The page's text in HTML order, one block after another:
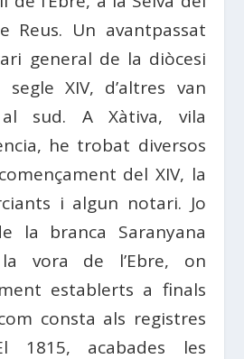
Reus. Un avantpassat
general de la diòcesi
XIV, d’altres van
sud. A Xàtiva, vila
he trobat diversos
del XIV, la
i algun notari. Jo
la branca Saranyana
vora de l’Ebre, on
establerts a finals
consta als registres
1815, acabades les